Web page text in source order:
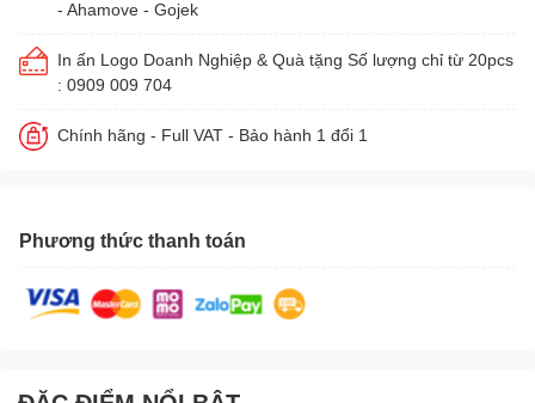
- Ahamove - Gojek
In ấn Logo Doanh Nghiệp & Quà tặng Số lượng chỉ từ 20pcs
: 0909 009 704
Chính hãng - Full VAT - Bảo hành 1 đổi 1
Phương thức thanh toán